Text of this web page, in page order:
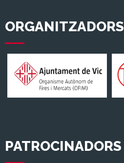
ORGANITZADORS
PATROCINADORS